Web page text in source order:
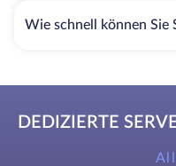
Wie schnell können Sie
DEDIZIERTE